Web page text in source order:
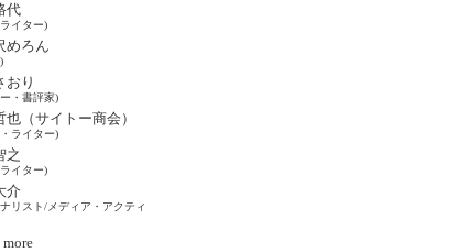
代
イター)
めろん
おり
・書評家)
也（サイトー商会）
ライター)
之
イター)
介
リスト/メディア・アクティ